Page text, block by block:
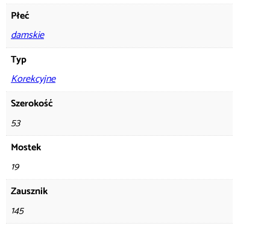
Płeć
damskie
Typ
Korekcyjne
Szerokość
53
Mostek
19
Zausznik
145